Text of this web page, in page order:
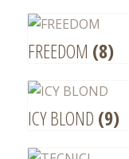
FREEDOM (8)
ICY BLOND (9)